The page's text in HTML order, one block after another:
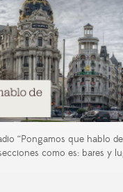
“Pongamos que hablo
como es: bares y